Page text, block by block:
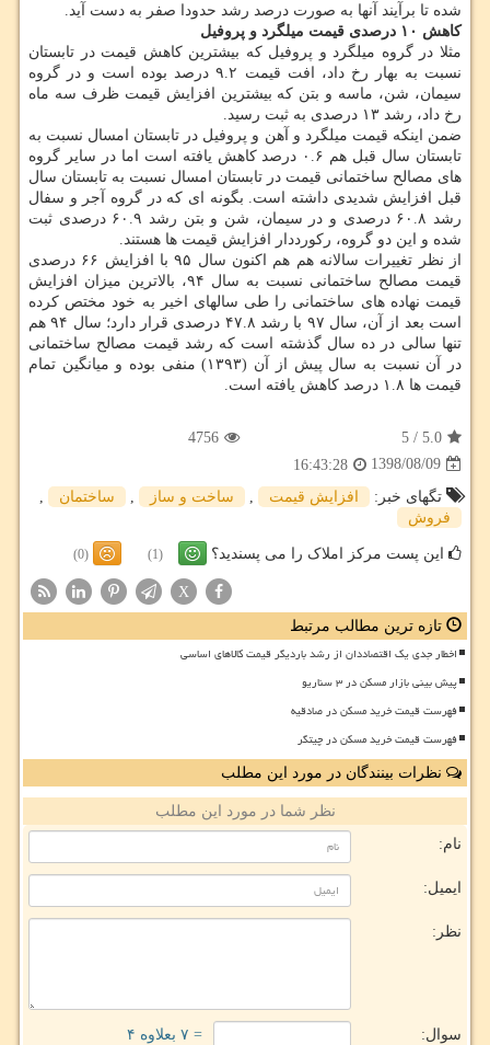
شده تا برآیند آنها به صورت درصد رشد حدودا صفر به دست آید.
كاهش ۱۰ درصدی قیمت میلگرد و پروفیل
مثلا در گروه میلگرد و پروفیل كه بیشترین كاهش قیمت در تابستان
نسبت به بهار رخ داد، افت قیمت ۹.۲ درصد بوده است و در گروه
سیمان، شن، ماسه و بتن كه بیشترین افزایش قیمت ظرف سه ماه
رخ داد، رشد ۱۳ درصدی به ثبت رسید.
ضمن اینكه قیمت میلگرد و آهن و پروفیل در تابستان امسال نسبت به
تابستان سال قبل هم ۰.۶ درصد كاهش یافته است اما در سایر گروه
های مصالح ساختمانی قیمت در تابستان امسال نسبت به تابستان سال
قبل افزایش شدیدی داشته است. بگونه ای كه در گروه آجر و سفال
رشد ۶۰.۸ درصدی و در سیمان، شن و بتن رشد ۶۰.۹ درصدی ثبت
شده و این دو گروه، ركورددار افزایش قیمت ها هستند.
از نظر تغییرات سالانه هم هم اكنون سال ۹۵ با افزایش ۶۶ درصدی
قیمت مصالح ساختمانی نسبت به سال ۹۴، بالاترین میزان افزایش
قیمت نهاده های ساختمانی را طی سالهای اخیر به خود مختص كرده
است بعد از آن، سال ۹۷ با رشد ۴۷.۸ درصدی قرار دارد؛ سال ۹۴ هم
تنها سالی در ده سال گذشته است كه رشد قیمت مصالح ساختمانی
در آن نسبت به سال پیش از آن (۱۳۹۳) منفی بوده و میانگین تمام
قیمت ها ۱.۸ درصد كاهش یافته است.
5.0
/
5
4756
1398/08/09
16:43:28
تگهای خبر:
افزایش قیمت , ساخت و ساز , ساختمان
,
فروش
این پست مرکز املاک را می پسندید؟ (1)
(0)
X
تازه ترین مطالب مرتبط
اخطار جدی یک اقتصاددان از رشد باردیگر قیمت کالاهای اساسی
پیش بینی بازار مسکن در ۳ سناریو
فهرست قیمت خرید مسکن در صادقیه
فهرست قیمت خرید مسکن در چیتگر
نظرات بینندگان در مورد این مطلب
نظر شما در مورد این مطلب
نام:
ایمیل:
نظر:
سوال: = ۷ بعلاوه ۴